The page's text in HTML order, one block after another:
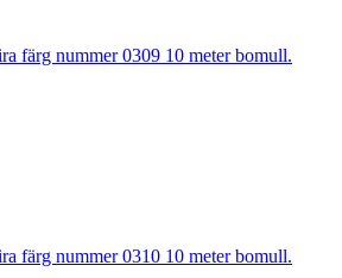
färg nummer 0309 10 meter bomull.
färg nummer 0310 10 meter bomull.